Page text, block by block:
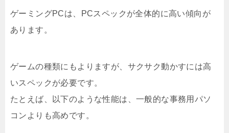
ゲーミングPCは、PCスペックが全体的に高い傾向が
あります。
ゲームの種類にもよりますが、サクサク動かすには高
いスペックが必要です。
たとえば、以下のような性能は、一般的な事務用パソ
コンよりも高めです。